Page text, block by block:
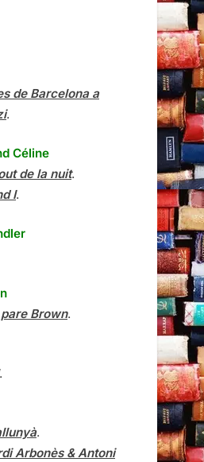
de Barcelona a
.
Céline
de la nuit.
I.
Brown.
.
.
Arbonès & Antoni